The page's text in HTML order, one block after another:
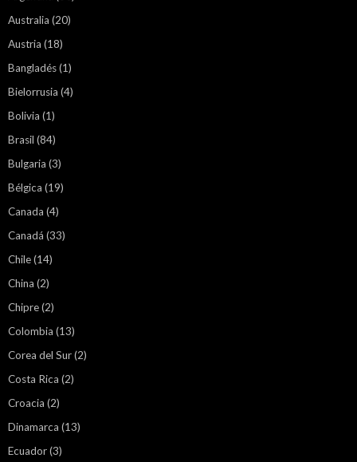
Australia (20)
Austria (18)
Bangladés(1)
Bielorrusia (4)
Bolivia (1)
Brasil (84)
Bulgaria (3)
Bélgica (19)
Canada (4)
Canadá (33)
Chile(14)
China (2)
Chipre(2)
Colombia (13)
Corea del Sur(2)
Costa Rica (2)
Croacia (2)
Dinamarca (13)
Ecuador(3)